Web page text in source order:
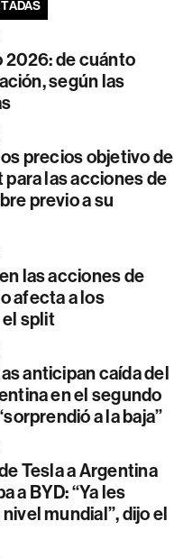
2026: de cuánto
según las
precios objetivo de
las acciones de
previo a su
las acciones de
afecta a los
split
anticipan caída del
en el segundo
a la baja”
Tesla a Argentina
a BYD: “Ya les
mundial”, dijo el